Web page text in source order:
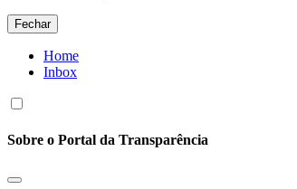
Fechar
Home
Inbox
Sobre o Portal da Transparência